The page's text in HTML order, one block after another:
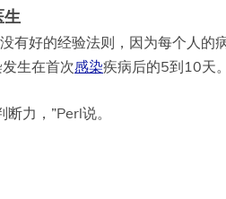
生
有好的经验法则，因为每个人
生在首次感染疾病后的5到10天
力，”Perl说。